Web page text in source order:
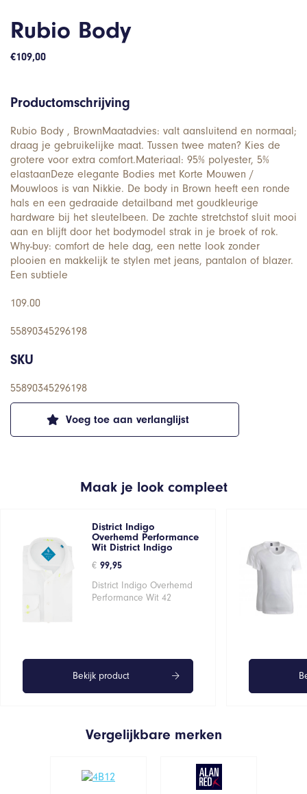
Rubio Body
€109,00
Voeg toe aan verlanglijst
Productomschrijving
Rubio Body , BrownMaatadvies: valt aansluitend en normaal;
draag je gebruikelijke maat. Tussen twee maten? Kies de
grotere voor extra comfort.Materiaal: 95% polyester, 5%
elastaanDeze elegante Bodies met Korte Mouwen /
Mouwloos is van Nikkie. De body in Brown heeft een ronde
hals en een gedraaide detailband met goudkleurige
hardware bij het sleutelbeen. De zachte stretchstof sluit mooi
aan en blijft door het bodymodel strak in je broek of rok.
Why-buy: comfort de hele dag, een nette look zonder
plooien en makkelijk te stylen met jeans, pantalon of blazer.
Een subtiele
109.00
55890345296198
SKU
55890345296198
Maak je look compleet
District Indigo
Overhemd Performance
Wit District Indigo
€ 99,95
District Indigo Overhemd
Performance Wit 42
Bekijk product
Vergelijkbare merken